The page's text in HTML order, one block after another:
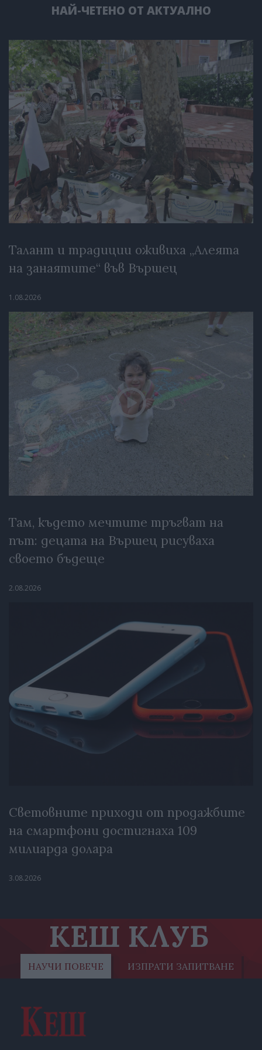
НАЙ-ЧЕТЕНО ОТ АКТУАЛНО
Талант и традиции оживиха „Алеята
на занаятите“ във Вършец
1.08.2026
Там, където мечтите тръгват на
път: децата на Вършец рисуваха
своето бъдеще
2.08.2026
Световните приходи от продажбите
на смартфони достигнаха 109
милиарда долара
3.08.2026
КЕШ КЛУБ
НАУЧИ ПОВЕЧЕ ИЗПРАТИ ЗАПИТВАНЕ